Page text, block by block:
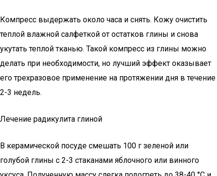
Компресс выдержать около часа и снять. Кожу очистить
теплой влажной салфеткой от остатков глины и снова
укутать теплой тканью. Такой компресс из глины можно
делать при необходимости, но лучший эффект оказывает
его трехразовое применение на протяжении дня в течение
2-3 недель.
Лечение радикулита глиной
В керамической посуде смешать 100 г зеленой или
голубой глины с 2-3 стаканами яблочного или винного